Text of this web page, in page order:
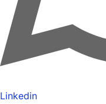
Linkedin